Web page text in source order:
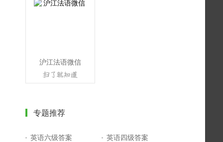
沪江法语微信
专题推荐
英语六级答案
英语四级答案